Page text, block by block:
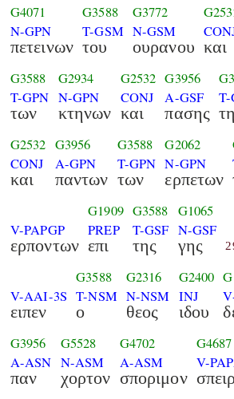
G4071
N-GPN
πετεινων
G3588
T-GSM
του
G3772
N-GSM
ουρανου και
G3588
T-GPN
των
G2934
N-GPN
κτηνων
G2532
CONJ
και
G3956
A-GSF
πασης
T-
G2532
CONJ
και
G3956
A-GPN
παντων
G3588
T-GPN
των
G2062
N-GPN
ερπετων
V-PAPGP
ερποντων
G1909
PREP
επι
G3588
T-GSF
της
G1065
N-GSF
γης
V-AAI-3S
ειπεν
G3588
T-NSM
ο
G2316
N-NSM
θεος
G2400
INJ
ιδου
G3956
A-ASN
παν
G5528
N-ASM
χορτον
G4702
A-ASM
σποριμον
G4687
V-